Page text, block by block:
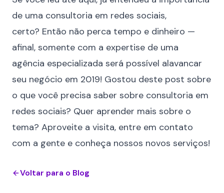
de uma consultoria em redes sociais,
certo? Então não perca tempo e dinheiro —
afinal, somente com a expertise de uma
agência especializada será possível alavancar
seu negócio em 2019! Gostou deste post sobre
o que você precisa saber sobre consultoria em
redes sociais? Quer aprender mais sobre o
tema? Aproveite a visita, entre em contato
com a gente e conheça nossos novos serviços!
Voltar para o Blog